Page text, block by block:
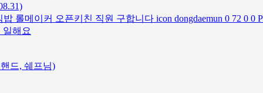
롤메이커 오픈키친 직원 구합니다 icon dongdaemun 0 72 0 0
일해요
드, 쉐프님)